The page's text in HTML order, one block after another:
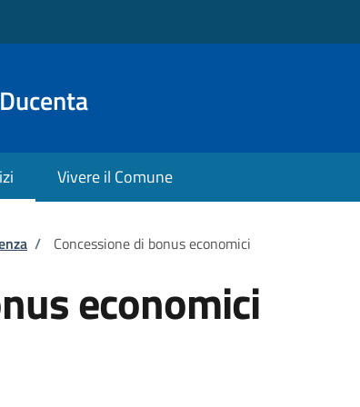
Vivere il Comune
/ Concessione di bonus economici
economici